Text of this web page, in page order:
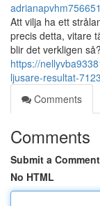
adrianapvhm756651
Att vilja ha ett
precis detta, vitare
blir det verkligen
https://
ljusare-resultat-
Comments
Comments
Submit a Comment
No HTML